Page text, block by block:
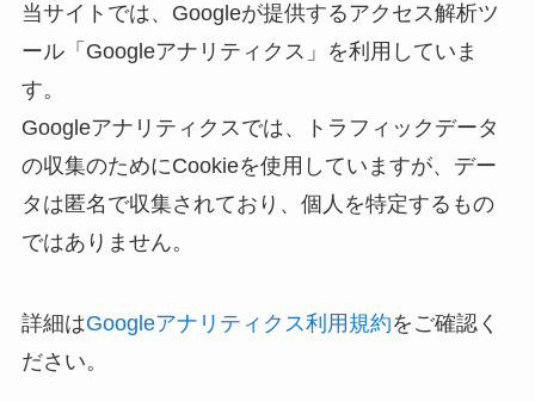
当サイトでは、Googleが提供するアクセス解析ツ
ール「Googleアナリティクス」を利用していま
す。
Googleアナリティクスでは、トラフィックデータ
の収集のためにCookieを使用していますが、デー
タは匿名で収集されており、個人を特定するもの
ではありません。
詳細はGoogleアナリティクス利用規約をご確認く
ださい。